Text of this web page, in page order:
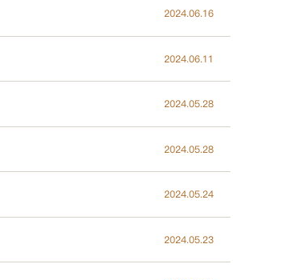
2024.06.16
2024.06.11
2024.05.28
2024.05.28
2024.05.24
2024.05.23